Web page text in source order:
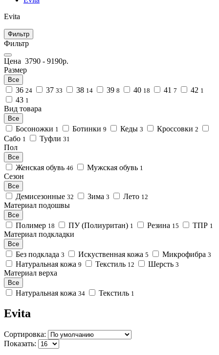
Evita
Фильтр
Фильтр
Цена 3790 - 9190р.
Размер
Все
36 24 37 33 38 14 39 8 40 18 41 7 42 1
43 1
Вид товара
Все
Босоножки 1 Ботинки 9 Кеды 3 Кроссовки 2
Сабо 1 Туфли 31
Пол
Все
Женская обувь 46 Мужская обувь 1
Сезон
Все
Демисезонные 32 Зима 3 Лето 12
Материал подошвы
Все
Полимер 18 ПУ (Полиуритан) 1 Резина 15 ТПР 1
Материал подкладки
Все
Без подклада 3 Искуственная кожа 5 Микрофибра 3
Натуральная кожа 9 Текстиль 12 Шерсть 3
Материал верха
Все
Натуральная кожа 34 Текстиль 1
Evita
Сортировка:
Показать: